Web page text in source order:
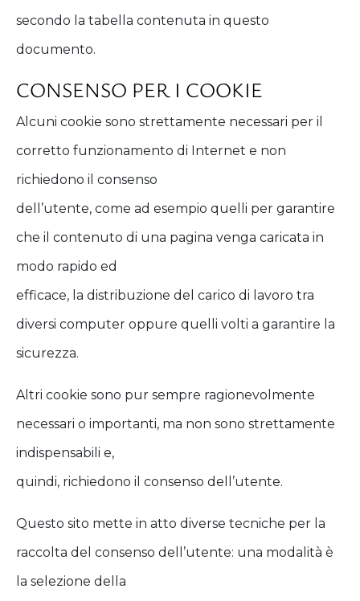
secondo la tabella contenuta in questo
documento.
CONSENSO PER I COOKIE
Alcuni cookie sono strettamente necessari per il
corretto funzionamento di Internet e non
richiedono il consenso
dell’utente, come ad esempio quelli per garantire
che il contenuto di una pagina venga caricata in
modo rapido ed
efficace, la distribuzione del carico di lavoro tra
diversi computer oppure quelli volti a garantire la
sicurezza.
Altri cookie sono pur sempre ragionevolmente
necessari o importanti, ma non sono strettamente
indispensabili e,
quindi, richiedono il consenso dell’utente.
Questo sito mette in atto diverse tecniche per la
raccolta del consenso dell’utente: una modalità è
la selezione della